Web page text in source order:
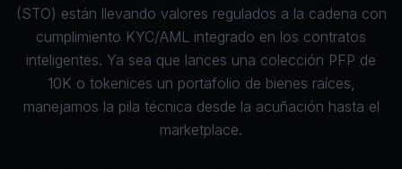
(STO) están llevando valores regulados a la cadena con
cumplimiento KYC/AML integrado en los contratos
inteligentes. Ya sea que lances una colección PFP de
10K o tokenices un portafolio de bienes raíces,
manejamos la pila técnica desde la acuñación hasta el
marketplace.